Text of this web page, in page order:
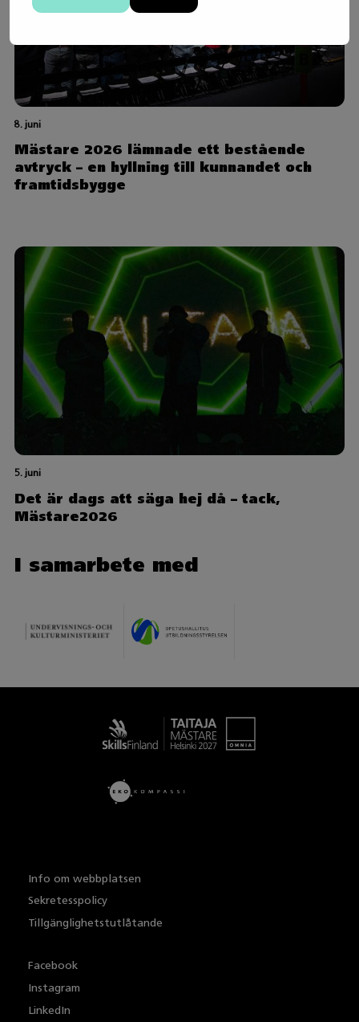
8. juni
Mästare 2026 lämnade ett bestående
avtryck – en hyllning till kunnandet och
framtidsbygge
5. juni
Det är dags att säga hej då – tack,
Mästare2026
I samarbete med
Info om webbplatsen
Sekretesspolicy
Tillgänglighetstutlåtande
Facebook
Instagram
LinkedIn